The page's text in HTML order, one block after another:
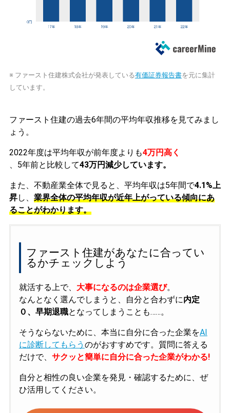
※ ファースト住建株式会社が発表している有価証券報告書を元に集計
しています。
ファースト住建の過去6年間の平均年収推移を見てみまし
ょう。
2022年度は平均年収が前年度よりも4万円高く
、5年前と比較して43万円減少しています。
また、不動産業全体で見ると、平均年収は5年間で4.1%上
昇し、 業界全体の平均年収が近年上がっている傾向にあ
ることがわかります。
ファースト住建があなたに合ってい
るかチェックしよう
就活する上で、 大事になるのは企業選び。
なんとなく選んでしまうと、自分と合わずに内定
０、早期退職となってしまうことも……。
そうならないために、本当に自分に合った企業をAI
に診断してもらう のがおすすめです。質問に答える
だけで、 サクッと簡単に自分に合った企業がわかる!
自分と相性の良い企業を発見・確認するために、ぜ
ひ活用してください。